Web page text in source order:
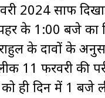
2024 साफ
के 1:00 बजे
के दावों के
11 फरवरी की
ही दिन में 1 बजे